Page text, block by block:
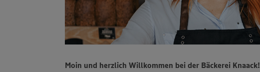
Moin und herzlich Willkommen bei der Bäckerei Knaack!